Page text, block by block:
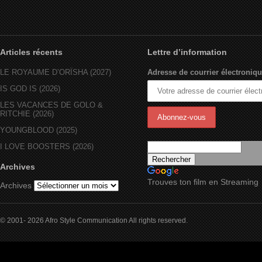
Articles récents
LE ROYAUME D’ORÏSHA (2027)
IS GOD IS (2026)
LES VACANCES DE GOLO &
RITCHIE (2026)
YOUNGBLOOD (2025)
I LOVE BOOSTERS (2026)
Archives
Archives
Lettre d’information
Adresse de courrier
Trouves ton film en Streaming
© 2001- 2026 Afro Style Communication All rights reserved.